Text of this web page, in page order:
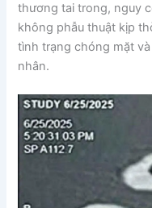
thương tai trong, nguy
không phẫu thuật kịp
tình trạng chóng mặt
nhân.